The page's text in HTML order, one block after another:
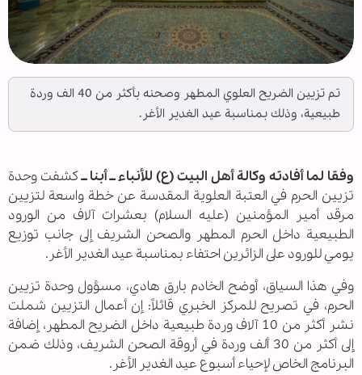
تم تزيين الضريح العلوي المطهر وصحنه بأكثر من 40 الف وردة
طبيعية، وذلك بمناسبة عيد الغدير الأغر.
وفقا لما أفادته وكالة أهل البيت (ع) للأنباء ــ أبنا ــكشفت وحدة
تزيين الحرم في العتبة العلوية المقدسة عن خطة واسعة لتزيين
مرقد أمير المؤمنين (عليه السلام) بعشرات آلاف من الورود
الطبيعية داخل الحرم المطهر والصحن الشريف إلى جانب توزيع
يومي للورود على الزائرين احتفاء بمناسبة عيد الغدير الأغر.
وفي هذا السياق، أوضح الخادم بارق هادي، مسؤول وحدة تزيين
الحرم، في تصريح للمركز الخبري قائلاً: إن أعمال التزيين شملت
نشر أكثر من 10 آلاف وردة طبيعية داخل الضريح المطهر، إضافة
إلى أكثر من 30 ألف وردة في أروقة الصحن الشريف، وذلك ضمن
البرنامج الخاص لإحياء أسبوع عيد الغدير الأغر.